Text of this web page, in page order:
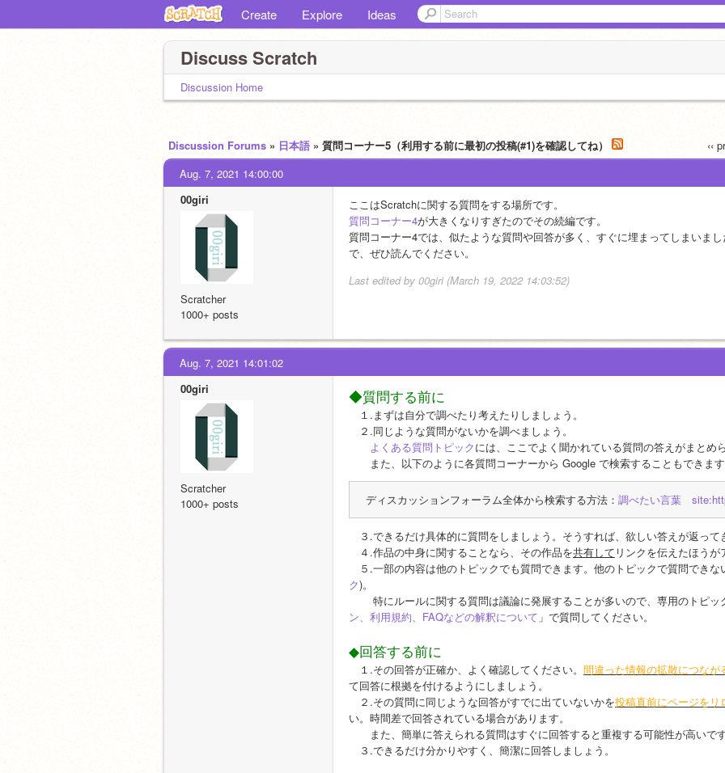
Create Explore Ideas
Discuss Scratch
Discussion Home
‹‹
Discussion Forums » 日本語 » 質問コーナー5（利用する前に最初の投稿(#1)を確認してね）
Aug. 7, 2021 14:00:00
00giri
Scratcher
1000+ posts
ここはScratchに関する質問をする場所です。
質問コーナー4が大きくなりすぎたのでその続編です。
質問コーナー4では、似たような質問や回答が多く、すぐに埋まってしまいま
で、ぜひ読んでください。
Last edited by 00giri (March 19, 2022 14:03:52)
Aug. 7, 2021 14:01:02
00giri
Scratcher
1000+ posts
◆質問する前に
１.まずは自分で調べたり考えたりしましょう。
２.同じような質問がないかを調べましょう。
よくある質問トピックには、ここでよく聞かれている質問の答えがまとめ
また、以下のように各質問コーナーから Google で検索することもできま
ディスカッションフォーラム全体から検索する方法： 調べたい言葉　
３.できるだけ具体的に質問をしましょう。そうすれば、欲しい答えが返って
４.作品の中身に関することなら、その作品を共有して リンクを伝えたほう
５.一部の内容は他のトピックでも質問できます。他のトピックで質問できな
ク)。
特にルールに関する質問は議論に発展することが多いので、専用のトピッ
ン、利用規約、FAQなどの解釈について 」で質問してください。
◆回答する前に
１.その回答が正確か、よく確認してください。 間違った情報の拡散につなが
て回答に根拠を付けるようにしましょう。
２.その質問に同じような回答がすでに出ていないかを投稿直前にページをリ
い。時間差で回答されている場合があります。
また、簡単に答えられる質問はすぐに回答すると重複する可能性が高いで
３.できるだけ分かりやすく、簡潔に回答しましょう。